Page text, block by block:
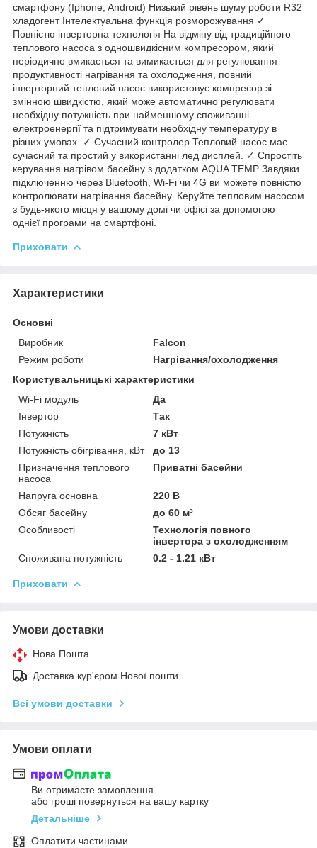
смартфону (Iphone, Android) Низький рівень шуму роботи R32
хладогент Інтелектуальна функція розморожування ✓
Повністю інверторна технологія На відміну від традиційного
теплового насоса з одношвидкісним компресором, який
періодично вмикається та вимикається для регулювання
продуктивності нагрівання та охолодження, повний
інверторний тепловий насос використовує компресор зі
змінною швидкістю, який може автоматично регулювати
необхідну потужність при найменшому споживанні
електроенергії та підтримувати необхідну температуру в
різних умовах. ✓ Сучасний контролер Тепловий насос має
сучасний та простий у використанні лед дисплей. ✓ Спростіть
керування нагрівом басейну з додатком AQUA TEMP Завдяки
підключенню через Bluetooth, Wi-Fi чи 4G ви можете повністю
контролювати нагрівання басейну. Керуйте тепловим насосом
з будь-якого місця у вашому домі чи офісі за допомогою
однієї програми на смартфоні.
Приховати
Характеристики
Основні
Виробник
Falcon
Режим роботи
Нагрівання/охолодження
Користувальницькі характеристики
Wi-Fi модуль
Да
Інвертор
Так
Потужність
7 кВт
Потужність обігрівання, кВт
до 13
Призначення теплового
насоса
Приватні басейни
Напруга основна
220 В
Обсяг басейну
до 60 м³
Особливості
Технологія повного
інвертора з охолодженням
Споживана потужність
0.2 - 1.21 кВт
Приховати
Умови доставки
Нова Пошта
Доставка кур'єром Нової пошти
Всі умови доставки
Умови оплати
Ви отримаєте замовлення
або гроші повернуться на вашу картку
Детальніше
Оплатити частинами